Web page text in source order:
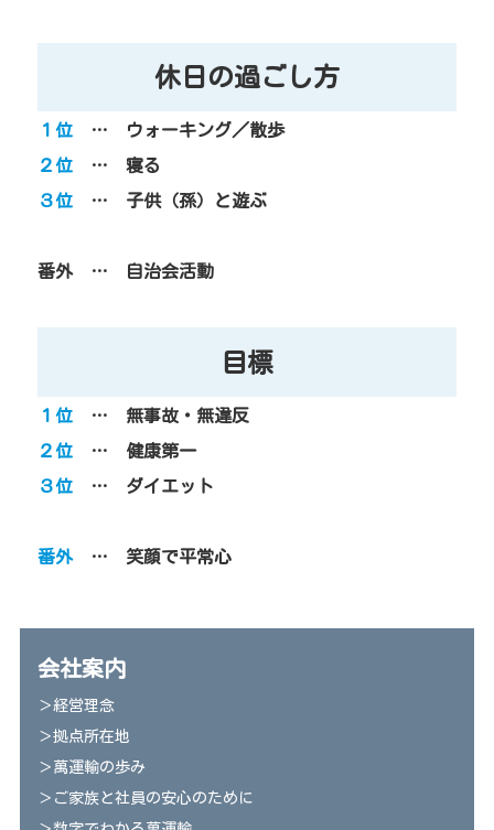
休日の過ごし方
１位 … ウォーキング／散歩
２位 … 寝る
３位 … 子供（孫）と遊ぶ
番外 … 自治会活動
目標
１位 … 無事故・無違反
２位 … 健康第一
３位 … ダイエット
番外… 笑顔で平常心
会社案内
＞経営理念
＞拠点所在地
＞萬運輸の歩み
＞ご家族と社員の安心のために